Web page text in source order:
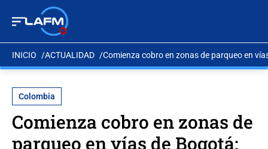
INICIO ACTUALIDAD Comienza cobro en zonas de parqueo en
Colombia
Comienza cobro en zonas de
parqueo en vías de Bogotá: